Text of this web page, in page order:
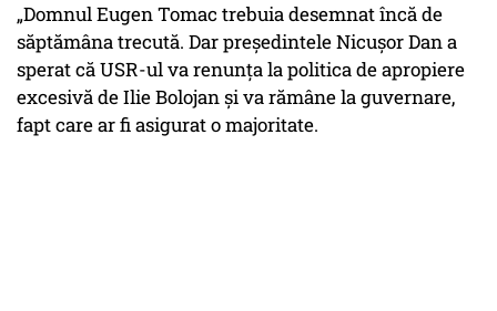
„Domnul Eugen Tomac trebuia desemnat încă de
săptămâna trecută. Dar președintele Nicușor Dan a
sperat că USR-ul va renunța la politica de apropiere
excesivă de Ilie Bolojan și va rămâne la guvernare,
fapt care ar fi asigurat o majoritate.